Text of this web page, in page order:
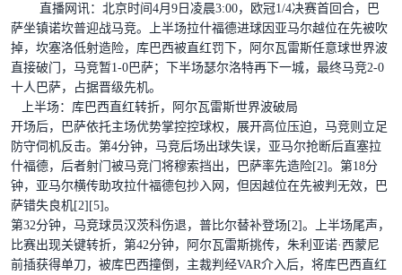
直播网讯： 北京时间4月9日凌晨3:00，欧冠1/4决赛首回合，巴
萨坐镇诺坎普迎战马竞。上半场拉什福德进球因亚马尔越位在先被吹
掉，坎塞洛低射造险，库巴西被直红罚下，阿尔瓦雷斯任意球世界波
直接破门，马竞暂1-0巴萨；下半场瑟尔洛特再下一城，最终马竞2-0
十人巴萨，占据晋级先机。
上半场：库巴西直红转折，阿尔瓦雷斯世界波破局
开场后，巴萨依托主场优势掌控控球权，展开高位压迫，马竞则立足
防守伺机反击。第4分钟，马竞后场出球失误，亚马尔抢断后直塞拉
什福德，后者射门被马竞门将穆索挡出，巴萨率先造险[2]。第18分
钟，亚马尔横传助攻拉什福德包抄入网，但因越位在先被判无效，巴
萨错失良机[2][5]。
第32分钟，马竞球员汉茨科伤退，普比尔替补登场[2]。上半场尾声，
比赛出现关键转折，第42分钟，阿尔瓦雷斯挑传，朱利亚诺·西蒙尼
前插获得单刀，被库巴西撞倒，主裁判经VAR介入后，将库巴西直红